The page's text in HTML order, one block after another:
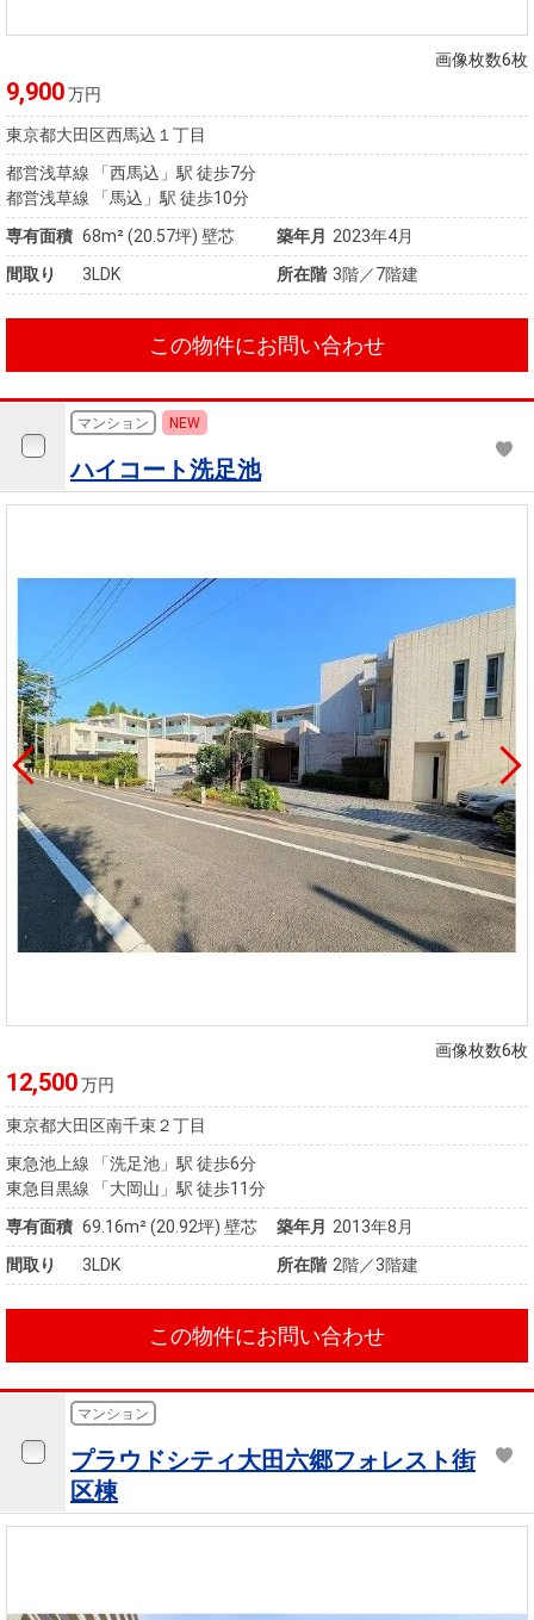
画像枚数6枚
9,900万円
東京都大田区西馬込１丁目
都営浅草線 「西馬込」駅 徒歩7分
都営浅草線 「馬込」駅 徒歩10分
専有面積 68m²(20.57坪) 壁芯 築年月 2023年4月
間取り
3LDK 所在階 3階／7階建
この物件にお問い合わせ
マンション NEW
ハイコート洗足池
画像枚数6枚
12,500万円
東京都大田区南千束２丁目
東急池上線 「洗足池」駅 徒歩6分
東急目黒線 「大岡山」駅 徒歩11分
専有面積 69.16m²(20.92坪) 壁芯 築年月 2013年8月
間取り
3LDK 所在階 2階／3階建
この物件にお問い合わせ
マンション
プラウドシティ大田六郷フォレスト街
区棟